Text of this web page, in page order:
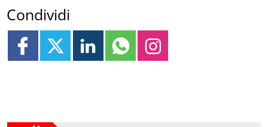
Condividi